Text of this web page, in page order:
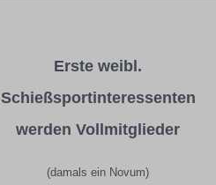
Erste weibl.
Schießsportinteressenten
werden Vollmitglieder
(damals ein Novum)